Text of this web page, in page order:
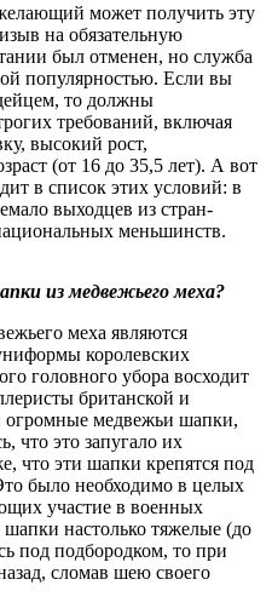
может получить эту
на обязательную
был отменен, но служба
популярностью. Если вы
то должны
требований, включая
высокий рост,
(от 16 до 35,5 лет). А вот
в список этих условий: в
выходцев из стран-
меньшинств.
из медвежьего меха?
меха являются
королевских
головного убора восходит
британской и
огромные медвежьи шапки,
что это запугало их
что эти шапки крепятся под
было необходимо в целых
участие в военных
настолько тяжелые (до
под подбородком, то при
сломав шею своего